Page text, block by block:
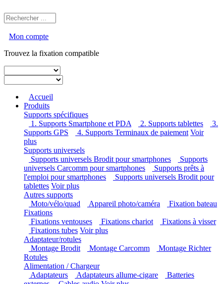
Mon compte
Trouvez la fixation compatible
Accueil
Produits
Supports spécifiques
1. Supports Smartphone et PDA
2. Supports tablettes
3. Supports GPS
4. Supports Terminaux de paiement Voir
plus
Supports universels
Supports universels Brodit pour smartphones
Supports
universels Carcomm pour smartphones
Supports prêts à
l'emploi pour smartphones
Supports universels Brodit pour
tablettes Voir plus
Autres supports
Moto/vélo/quad
Appareil photo/caméra
Fixation
bateau
Fixations
Fixations ventouses
Fixations chariot
visser
Fixations tubes
Adaptateur/rotules
Montage Brodit
Rotules
Alimentation / Chargeur